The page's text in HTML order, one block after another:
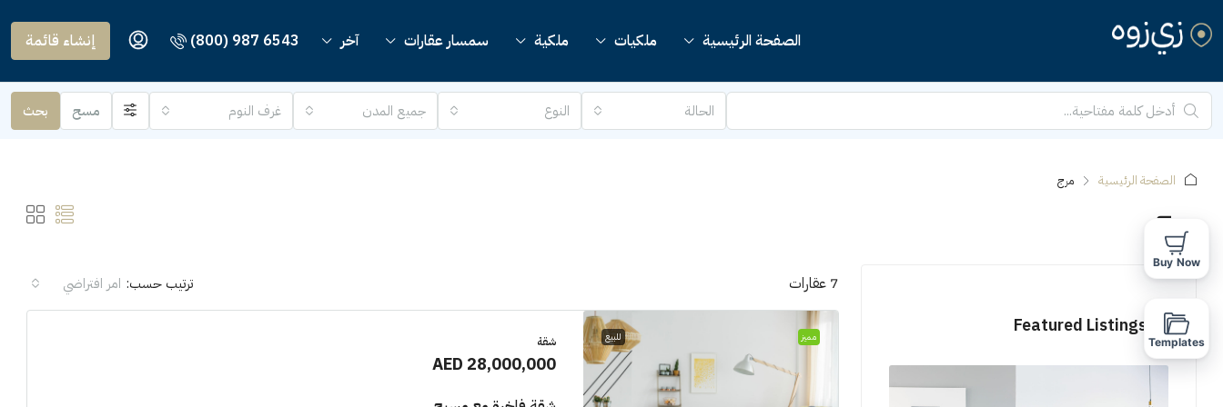
الصفحة الرئيسية ملكيات ملكية سمسار عقارات آخر (800) 987 6543 إنشاء قائمة
الحالة النوع جميع المدن غرف النوم مسح بحث
الصفحة الرئيسية مرج
مرج
7 عقارات ترتيب حسب: امر افتراضي
مميز للبيع شقة
AED 28,000,000
Featured Listings
Buy Now
Templates